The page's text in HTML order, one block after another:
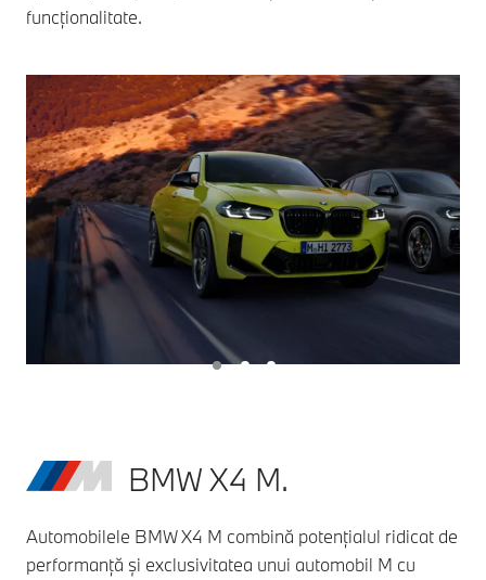
funcționalitate.
BMW X4 M.
Automobilele BMW X4 M combină potențialul ridicat de
performanță și exclusivitatea unui automobil M cu